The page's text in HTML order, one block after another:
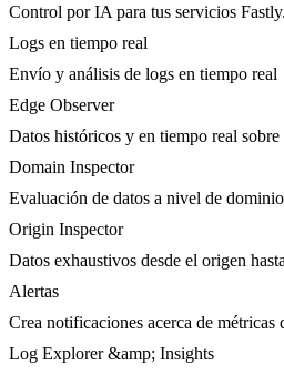
Control por IA para tus servicios Fastly.
Logs en tiempo real
Envío y análisis de logs en tiempo real
Edge Observer
Datos históricos y en tiempo real
Domain Inspector
Evaluación de datos a nivel de dominio
Origin Inspector
Datos exhaustivos desde el origen
Alertas
Crea notificaciones acerca de métricas
Log Explorer &amp; Insights